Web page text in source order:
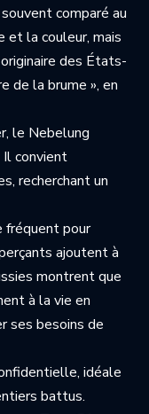
comparé au
et la couleur, mais
des États-
de la brume », en
le Nebelung
convient
recherchant un
fréquent pour
ajoutent à
montrent que
à la vie en
ses besoins de
idéale
battus.